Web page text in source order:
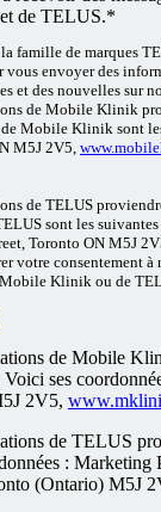
de TELUS.*
famille de marques
envoyer des
et des nouvelles sur
de Mobile Klinik
de Mobile Klinik sont
M5J 2V5,
de TELUS
sont les
Toronto ON M5J
votre consentement à
Klinik ou de
de Mobile
ses
2V5,
de TELUS
: Marketing
(Ontario) M5J